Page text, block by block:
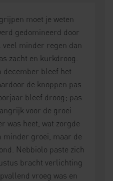
moet je weten
gedomineerd door
minder regen dan
zacht en kurkdroog.
december bleef het
de knoppen pas
bleef droog; pas
voor de groei
was heet, wat zorgde
minder groei, maar de
Nebbiolo paste zich
bracht verlichting
vroeg was en